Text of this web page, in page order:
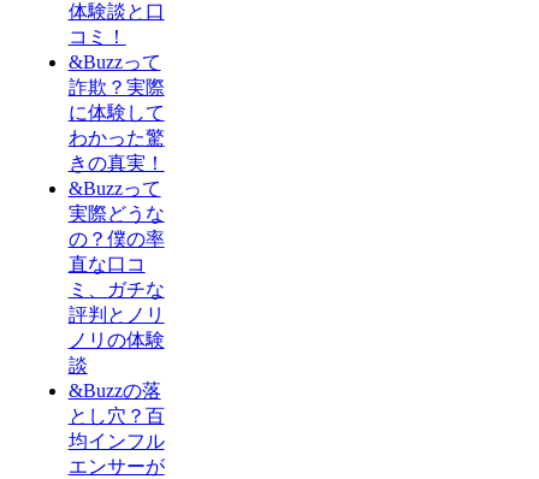
体験談と口
コミ！
&Buzzって
詐欺？実際
に体験して
わかった驚
きの真実！
&Buzzって
実際どうな
の？僕の率
直な口コ
ミ、ガチな
評判とノリ
ノリの体験
談
&Buzzの落
とし穴？百
均インフル
エンサーが